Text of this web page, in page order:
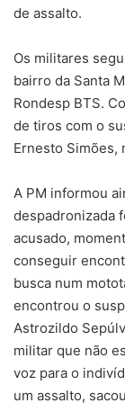
de assalto.
Os militares
bairro da Santa
Rondesp BTS.
de tiros com o
Ernesto Simões,
A PM informou
despadronizada
acusado,
conseguir
busca num
encontrou o
Astrozildo
militar que não
voz para o
um assalto,